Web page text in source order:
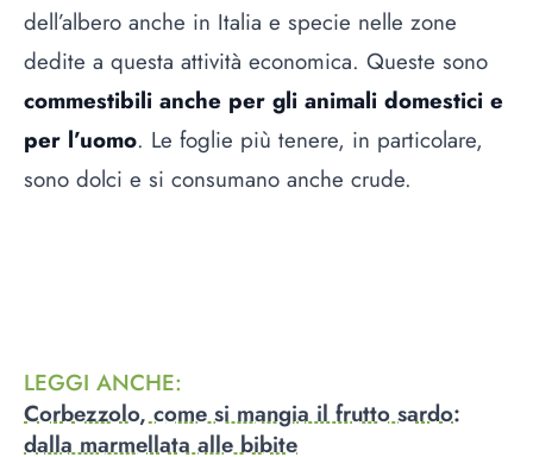
dell’albero anche in Italia e specie nelle zone
dedite a questa attività economica. Queste sono
commestibili anche per gli animali domestici e
per l’uomo. Le foglie più tenere, in particolare,
sono dolci e si consumano anche crude.
LEGGI ANCHE:
Corbezzolo, come si mangia il frutto sardo:
dalla marmellata alle bibite